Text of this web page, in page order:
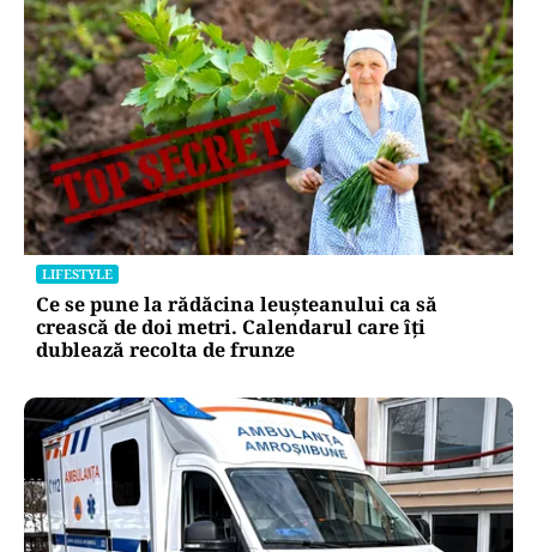
LIFESTYLE
Ce se pune la rădăcina leușteanului ca să
crească de doi metri. Calendarul care îți
dublează recolta de frunze